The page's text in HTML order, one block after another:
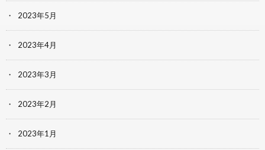
2023年5月
2023年4月
2023年3月
2023年2月
2023年1月